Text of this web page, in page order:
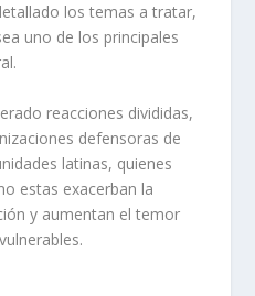
los temas a tratar,
uno de los principales
reacciones divididas,
defensoras de
latinas, quienes
estas exacerban la
y aumentan el temor